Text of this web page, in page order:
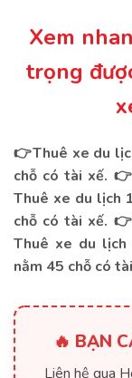
Xem
trọng
👉Thuê xe du
chỗ có tài xế. 👉
Thuê xe du lịch
chỗ có tài xế. 👉
Thuê xe du
nằm 45 chỗ có
🔥 BẠN
Liên hệ qua